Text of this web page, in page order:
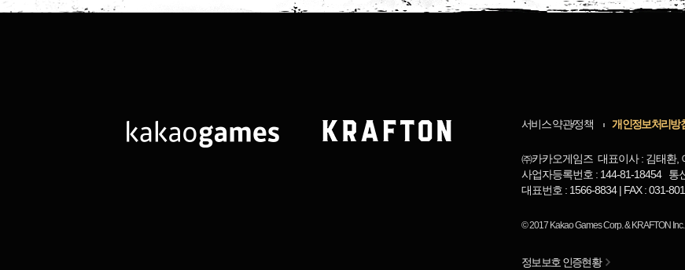
서비스 약관/정책 개인정보처리방
㈜카카오게임즈 대표이사 : 김태환,
사업자등록번호 : 144-81-18454 통
대표번호 : 1566-8834 | FAX : 031-
© 2017 Kakao Games Corp.& KRAFTON Inc.
정보보호 인증현황